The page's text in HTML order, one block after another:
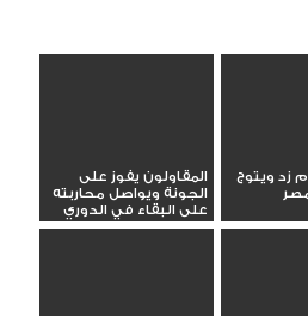
زد ويتوج
المقاولون يفوز على
الجونة ويواصل محاربته
على البقاء في الدوري